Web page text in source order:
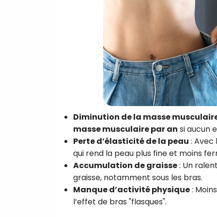
Diminution de la masse
masse musculaire par an si aucun
Perte d’élasticité de la peau : Avec
qui rend la peau plus fine et moins
Accumulation de graisse: Un
graisse, notamment sous les bras.
Manque d’activité physique:
l’effet de bras "flasques".